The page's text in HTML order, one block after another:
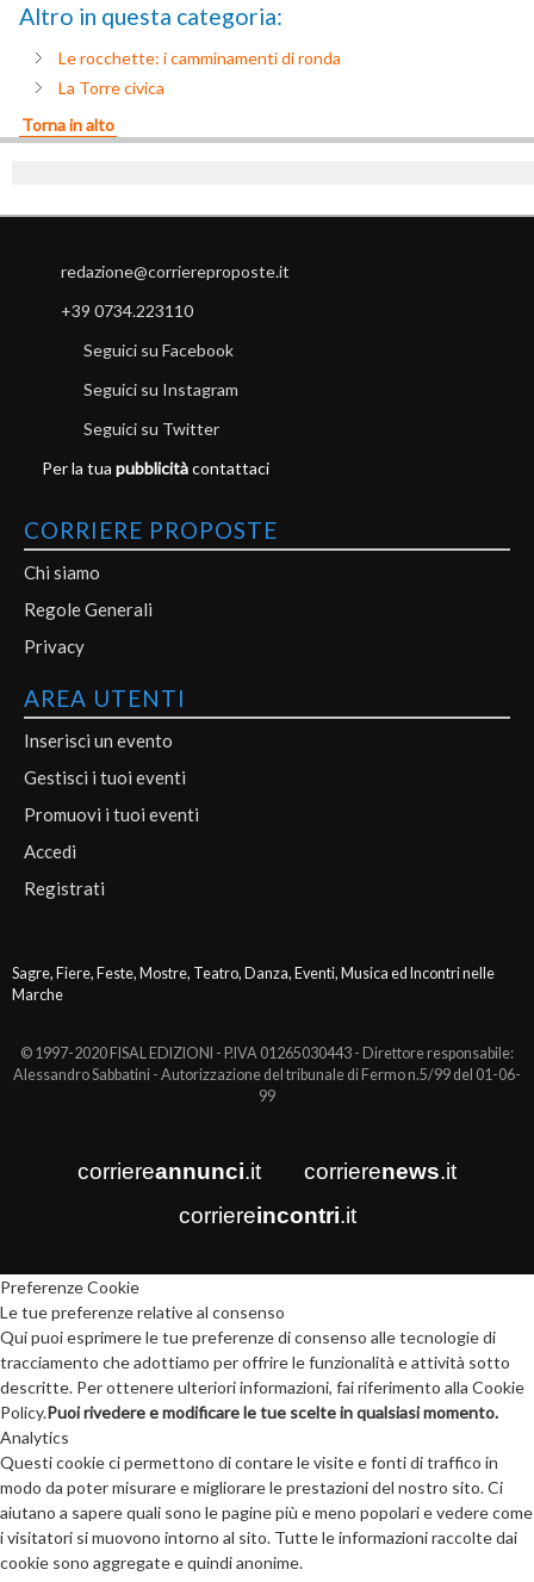
Altro in questa categoria:
Le rocchette: i camminamenti di ronda
La Torre civica
Torna in alto
redazione@corriereproposte.it
+39 0734.223110
Seguici su Facebook
Seguici su Instagram
Seguici su Twitter
Per la tua pubblicitàcontattaci
CORRIERE PROPOSTE
Chi siamo
Regole Generali
Privacy
AREA UTENTI
Inserisci un evento
Gestisci i tuoi eventi
Promuovi i tuoi eventi
Accedi
Registrati
Sagre, Fiere, Feste, Mostre, Teatro, Danza, Eventi, Musica ed Incontri nelle
Marche
© 1997-2020 FISAL EDIZIONI - P.IVA 01265030443 - Direttore responsabile:
Alessandro Sabbatini - Autorizzazione del tribunale di Fermo n.5/99 del 01-06-
99
corriereannunci.it corrierenews.it
corriereincontri.it
Preferenze Cookie
Le tue preferenze relative al consenso
Qui puoi esprimere le tue preferenze di consenso alle tecnologie di
tracciamento che adottiamo per offrire le funzionalità e attività sotto
descritte. Per ottenere ulteriori informazioni, fai riferimento alla Cookie
Policy.Puoi rivedere e modificare le tue scelte in qualsiasi momento.
Analytics
Questi cookie ci permettono di contare le visite e fonti di traffico in
modo da poter misurare e migliorare le prestazioni del nostro sito. Ci
aiutano a sapere quali sono le pagine più e meno popolari e vedere come
i visitatori si muovono intorno al sito. Tutte le informazioni raccolte dai
cookie sono aggregate e quindi anonime.